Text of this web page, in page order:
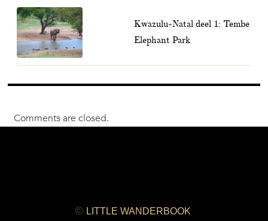
Kwazulu-Natal deel 1: Tembe
Elephant Park
Comments are closed.
© LITTLE WANDERBOOK